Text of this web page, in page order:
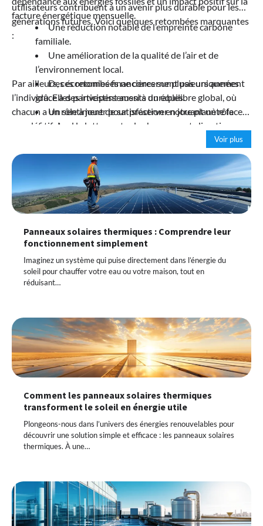
facture énergétique mensuelle.
utilisateurs contribuent à un avenir plus durable pour les
générations futures. Voici quelques retombées marquantes
:
Une réduction notable de l’empreinte carbone
familiale.
Une amélioration de la qualité de l’air et de
l’environnement local.
Des économies financières sur plusieurs années
grâce à des investissements durables.
Un sentiment de satisfaction en jouant un rôle
actif dans la lutte contre le changement climatique.
Par ailleurs, ces retombées ne concernent pas uniquement
l’individu. Elles participent aussi à un équilibre global, où
chacun a un rôle à jouer pour préserver notre planète face
aux défis actuels.
Voir plus
Panneaux solaires thermiques : Comprendre leur
fonctionnement simplement
Imaginez un système qui puise directement dans l’énergie du
soleil pour chauffer votre eau ou votre maison, tout en
réduisant…
Comment les panneaux solaires thermiques
transforment le soleil en énergie utile
Plongeons-nous dans l’univers des énergies renouvelables pour
découvrir une solution simple et efficace : les panneaux solaires
thermiques. À une…